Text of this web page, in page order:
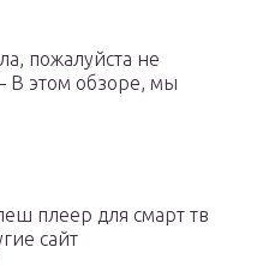
пожалуйста не
этом обзоре, мы
плеер для смарт тв
сайт